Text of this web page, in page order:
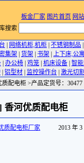
板金厂家 图片首页 网
搜索
网络机柜,机柜 不锈钢制品
集架 货架 书架 上下床,公
办公椅 鸡笼 机床设备 智
铝型材 监控操作台 激光切
质配电柜 >产品定货号：30477
香河优质配电柜
质配电柜厂家 2013 年 3